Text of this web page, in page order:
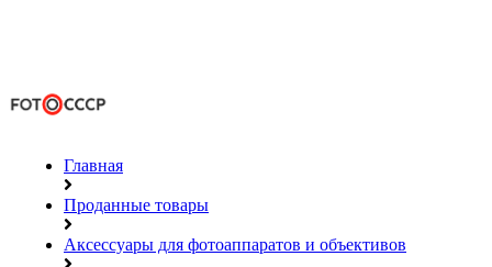
Главная
Проданные товары
Аксессуары для фотоаппаратов и объективов